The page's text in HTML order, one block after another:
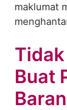
maklumat
Buat